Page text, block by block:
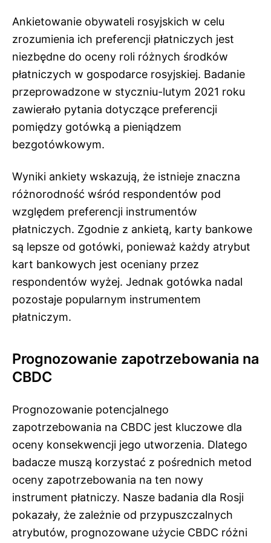
Ankietowanie obywateli rosyjskich w celu
zrozumienia ich preferencji płatniczych jest
niezbędne do oceny roli różnych środków
płatniczych w gospodarce rosyjskiej. Badanie
przeprowadzone w styczniu-lutym 2021 roku
zawierało pytania dotyczące preferencji
pomiędzy gotówką a pieniądzem
bezgotówkowym.
Wyniki ankiety wskazują, że istnieje znaczna
różnorodność wśród respondentów pod
względem preferencji instrumentów
płatniczych. Zgodnie z ankietą, karty bankowe
są lepsze od gotówki, ponieważ każdy atrybut
kart bankowych jest oceniany przez
respondentów wyżej. Jednak gotówka nadal
pozostaje popularnym instrumentem
płatniczym.
Prognozowanie zapotrzebowania na
CBDC
Prognozowanie potencjalnego
zapotrzebowania na CBDC jest kluczowe dla
oceny konsekwencji jego utworzenia. Dlatego
badacze muszą korzystać z pośrednich metod
oceny zapotrzebowania na ten nowy
instrument płatniczy. Nasze badania dla Rosji
pokazały, że zależnie od przypuszczalnych
atrybutów, prognozowane użycie CBDC różni